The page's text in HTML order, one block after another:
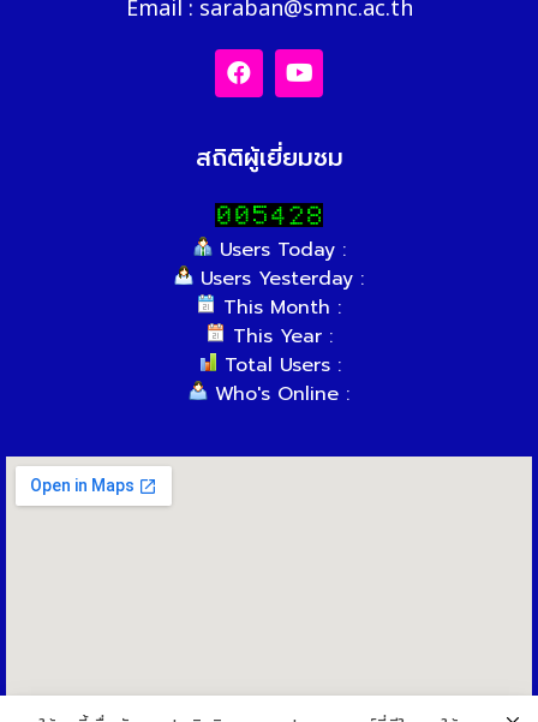
Email : saraban@smnc.ac.th
สถิติผู้เยี่ยมชม
Users Today :
Users Yesterday :
This Month :
This Year :
Total Users :
Who's Online :